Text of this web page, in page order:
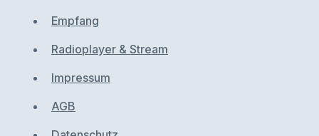
Empfang
Radioplayer & Stream
Impressum
AGB